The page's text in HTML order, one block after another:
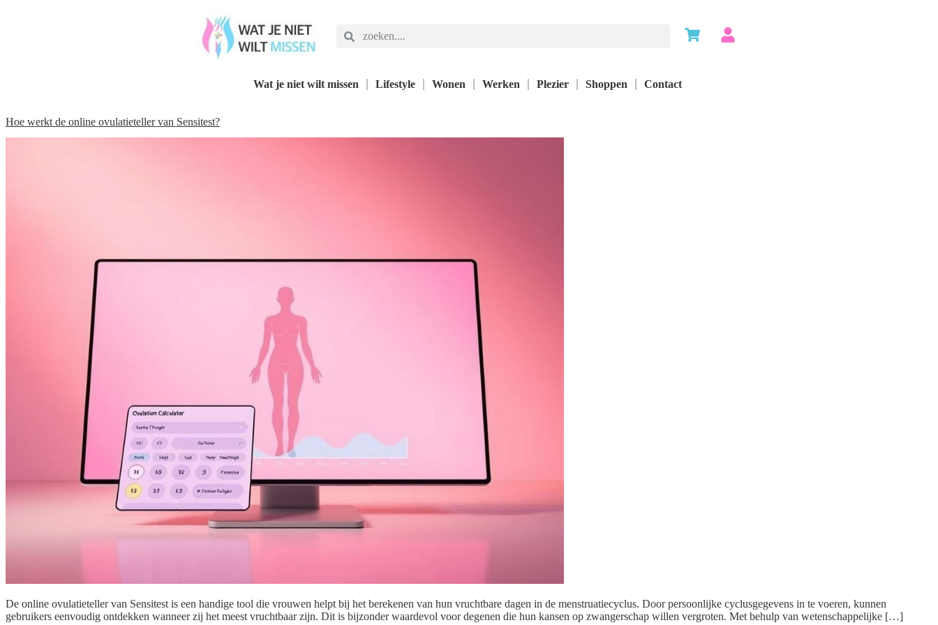
Wat je niet wilt missen Lifestyle Wonen Werken Plezier Shoppen Contact
Hoe werkt de online ovulatieteller van Sensitest?
De online ovulatieteller van Sensitest is een handige tool die vrouwen helpt bij het berekenen van hun vruchtbare dagen in de menstruatiecyclus. Door persoonlijke cyclusgegevens in te voeren, kunnen
gebruikers eenvoudig ontdekken wanneer zij het meest vruchtbaar zijn. Dit is bijzonder waardevol voor degenen die hun kansen op zwangerschap willen vergroten. Met behulp van wetenschappelijke […]